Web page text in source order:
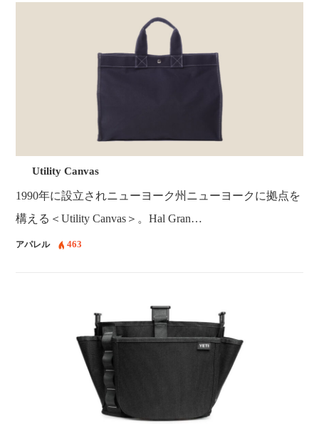
Utility Canvas
1990年に設立されニューヨーク州ニューヨークに拠点を
構える＜Utility Canvas＞。Hal Gran…
アパレル 463